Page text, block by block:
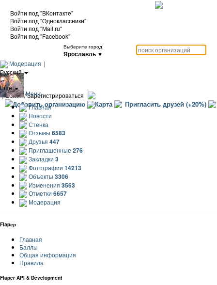
Войти под "ВКонтакте"
Войти под "Одноклассники"
Войти под "Mail.ru"
Войти под "Facebook"
Выберите город:
Ярославль ▼
Модерация |
Русский
|
Еще
|Войти / Зарегистрироваться
Добавить организацию Карта Пригласить друзей (+20%)
Меню
Главная
Новости
Стенка
Отзывы 6583
Друзья 447
Приглашенные 276
Закладки 3
Фотографии 14213
Объекты 3306
Изменения 3563
Отметки 6657
Модерация
Flapер
Главная
Баллы
Общая информация
Правила
Flaper API & Development